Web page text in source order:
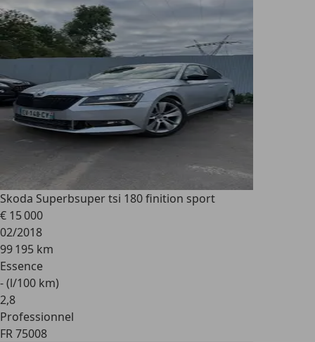
Skoda Superbsuper tsi 180 finition sport
€ 15 000
02/2018
99 195 km
Essence
- (l/100 km)
2,8
Professionnel
FR 75008